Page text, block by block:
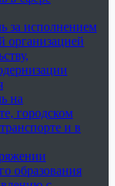
за исполнением
организацией
на
городском
и в
образования